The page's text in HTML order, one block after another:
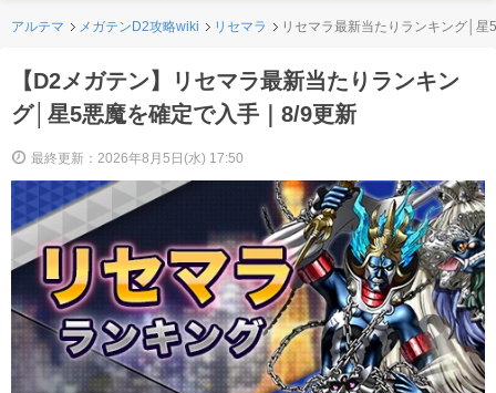
アルテマ メガテンD2攻略wiki リセマラ リセマラ最新当たりランキング│星
【D2メガテン】リセマラ最新当たりランキン
グ│星5悪魔を確定で入手｜8/9更新
最終更新：2026年8月5日(水) 17:50